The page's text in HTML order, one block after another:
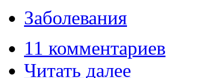
Заболевания
11 комментариев
Читать далее